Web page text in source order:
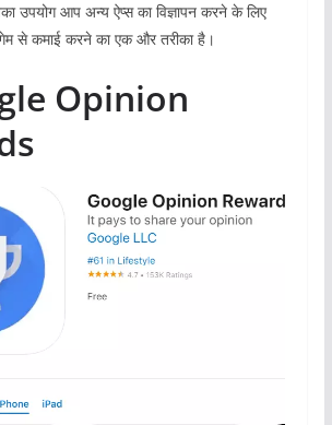
उपयोग आप अन्य ऐप्स का विज्ञापन करने के लिए
से कमाई करने का एक और तरीका है।
Opinion